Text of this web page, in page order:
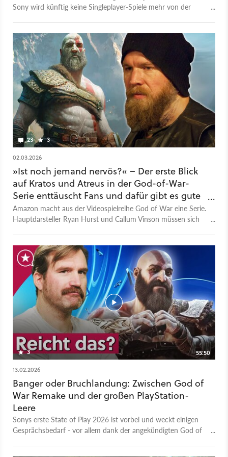
Sony wird künftig keine Singleplayer-Spiele mehr von der
23 3
02.03.2026
»Ist noch jemand nervös?« – Der erste Blick
auf Kratos und Atreus in der God-of-War-
Serie enttäuscht Fans und dafür gibt es gute
Gründe
Amazon macht aus der Videospielreihe God of War eine Serie.
Hauptdarsteller Ryan Hurst und Callum Vinson müssen sich
3
55:50
13.02.2026
Banger oder Bruchlandung: Zwischen God of
War Remake und der großen PlayStation-
Leere
Sonys erste State of Play 2026 ist vorbei und weckt einigen
Gesprächsbedarf - vor allem dank der angekündigten God of